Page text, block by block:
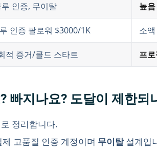
인증, 무이탈 높
인증 팔로워 $3000/1K 소
적 증거/콜드 스타트 프
빠지나요? 도달이 제한되
정리합니다.
고품질 인증 계정이며 무이탈설계입